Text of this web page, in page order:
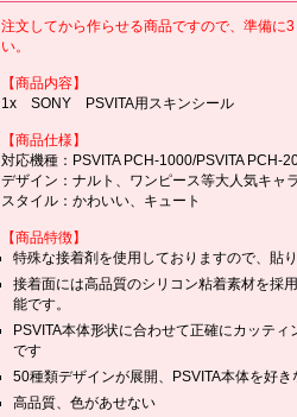
注文してから作らせる商品ですので、準備に
い。
【商品内容】
1x SONY PSVITA用スキンシール
【商品仕様】
対応機種：PSVITA PCH-1000/PSVITA PCH-
デザイン：ナルト、ワンピース等大人気キャ
スタイル：かわいい、キュート
【商品特徴】
特殊な接着剤を使用しておりますので、貼
接着面には高品質のシリコン粘着素材を採
能です。
PSVITA本体形状に合わせて正確にカッテ
です
50種類デザインが展開、PSVITA本体を好
高品質、色があせない